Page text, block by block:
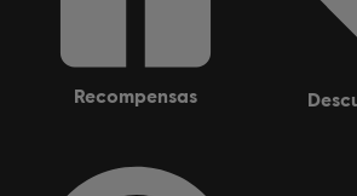
recompensas